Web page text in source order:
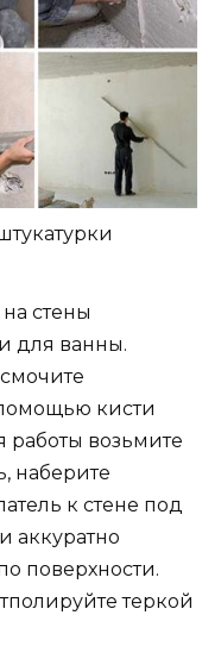
стены
для ванны.
кисти
работы возьмите
наберите
к стене под
аккуратно
поверхности.
теркой